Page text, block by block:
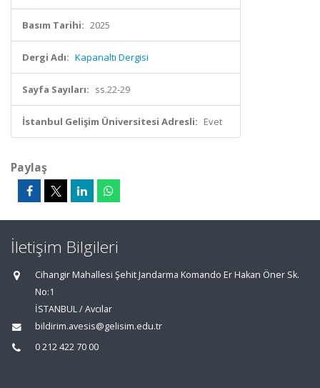
Basım Tarihi: 2025
Dergi Adı: Kapanaltı Dergisi
Sayfa Sayıları: ss.22-29
İstanbul Gelişim Üniversitesi Adresli: Evet
Paylaş
İletişim Bilgileri
Cihangir Mahallesi Şehit Jandarma Komando Er Hakan Öner Sk.
No:1
İSTANBUL / Avcılar
bildirim.avesis@gelisim.edu.tr
0 212 422 70 00